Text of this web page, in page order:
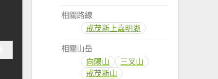
相關路線
戒茂斯上嘉明湖
相關山岳
向陽山
三叉山
戒茂斯山